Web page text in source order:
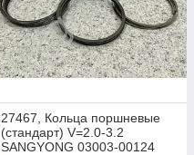
27467, Кольца поршневые
(стандарт) V=2.0-3.2
SANGYONG 03003-00124